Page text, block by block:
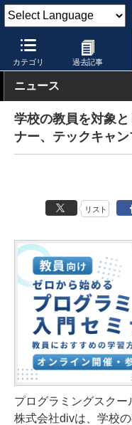
カテゴリ 過去記事
こどもとIT イベント・セ
ニュース
学校の教員を対象
ナー、テックキャ
リスト
プログラミングスク
株式会社divは、学校